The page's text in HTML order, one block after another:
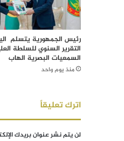
رئيس الجمهورية يتسلم
التقرير السنوي للسلطة
السمعيات البصرية الهاب
منذ يوم واحد
اترك تعليقاً
لن يتم نشر عنوان بريدك